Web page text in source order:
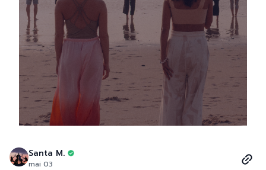
Santa M.
mai 03